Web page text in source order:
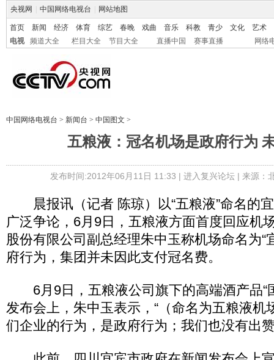
央视网 中国网络电视台 网站地图
首页 新闻 经济 体育 综艺 春晚 戏曲 音乐 科教 青少 文化
艺术
电视
频道大全 栏目大全 节目大全 直播中国 赛事直播 网络
中国网络电视台 > 新闻台 > 中国图文 >
五粮液：冠名机场是政府行为
发布时间:2012年06月11日 11:33 | 进入复兴论坛| 来源：
晨报讯（记者 陈琼）以“五粮液”命名的
广泛争论，6月9日，五粮液方面首度回应机
股份有限公司副总经理朱中玉称机场命名为“
府行为，集团并未因此支付冠名费。
6月9日，五粮液公司旗下的高端酒产品“
发布会上，朱中玉表示，“（命名为五粮液机
们企业的行为，是政府行为；我们也没有出